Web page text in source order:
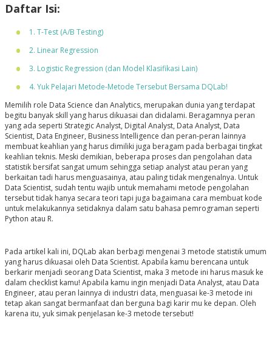
Daftar Isi:
1. T-Test (A/B Testing)
2. Linear Regression
3. Logistic Regression (dan Model Klasifikasi Lain)
4. Yuk Pelajari Metode-Metode Tersebut Bersama DQLab!
Memilih role Data Science dan Analytics, merupakan dunia yang terdapat
begitu banyak skill yang harus dikuasai dan didalami. Beragamnya peran
yang ada seperti Strategic Analyst, Digital Analyst, Data Analyst, Data
Scientist, Data Engineer, Business Intelligence dan peran-peran lainnya
membuat keahlian yang harus dimiliki juga beragam pada berbagai tingkat
keahlian teknis. Meski demikian, beberapa proses dan pengolahan data
statistik bersifat sangat umum sehingga setiap analyst atau peran yang
berkaitan tadi harus menguasainya, atau paling tidak mengenalnya. Untuk
Data Scientist, sudah tentu wajib untuk memahami metode pengolahan
tersebut tidak hanya secara teori tapi juga bagaimana cara membuat kode
untuk melakukannya setidaknya dalam satu bahasa pemrograman seperti
Python atau R.
Pada artikel kali ini, DQLab akan berbagi mengenai 3 metode statistik umum
yang harus dikuasai oleh Data Scientist. Apabila kamu berencana untuk
berkarir menjadi seorang Data Scientist, maka 3 metode ini harus masuk ke
dalam checklist kamu! Apabila kamu ingin menjadi Data Analyst, atau Data
Engineer, atau peran lainnya di industri data, menguasai ke-3 metode ini
tetap akan sangat bermanfaat dan berguna bagi karir mu ke depan. Oleh
karena itu, yuk simak penjelasan ke-3 metode tersebut!